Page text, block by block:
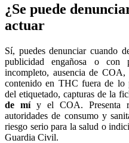
¿Se puede
actuar
Sí, puedes denunciar cuando
publicidad engañosa o con
incompleto, ausencia de
contenido en THC fuera de lo
del etiquetado, capturas de la
de míy el COA. Presenta
autoridades de consumo y
riesgo serio para la salud o
Guardia Civil.